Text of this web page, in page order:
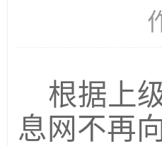
根据上
息网不再